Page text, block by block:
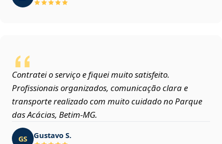
Contratei o serviço e fiquei muito satisfeito.
Profissionais organizados, comunicação clara e
transporte realizado com muito cuidado no Parque
das Acácias, Betim‑MG.
GS Gustavo S.